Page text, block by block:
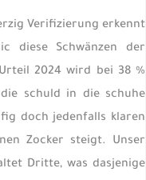
Verifizierung erkennt
diese Schwänzen der
2024 wird bei 38 %
schuld in die schuhe
doch jedenfalls klaren
Zocker steigt. Unser
Dritte, was dasjenige